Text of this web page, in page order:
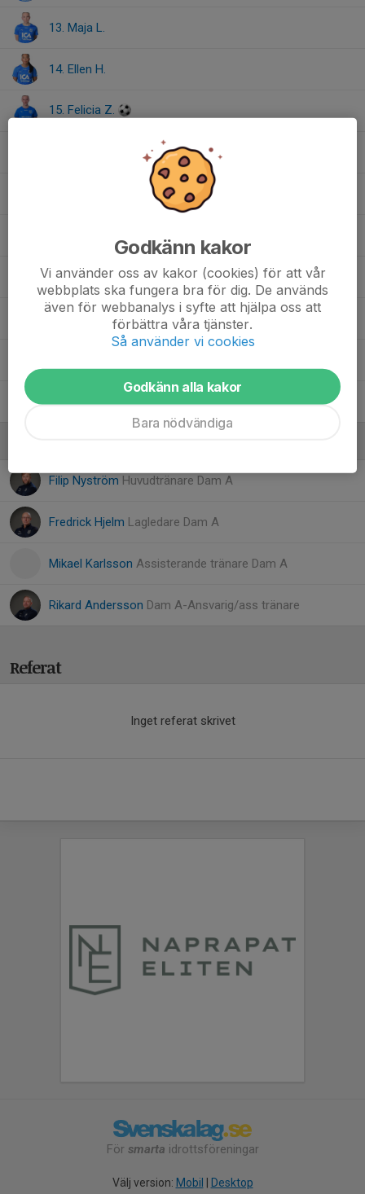
13. Maja L.
14. Ellen H.
15. Felicia Z.
, Dam U
26. Amanda S.
55. Emelie H., Dam U
Elin S.
Filip Nyström Huvudtränare Dam A
Fredrick Hjelm Lagledare Dam A
Mikael Karlsson Assisterande tränare Dam A
Rikard Andersson Dam A-Ansvarig/ass tränare
Referat
Inget referat skrivet
För smarta idrottsföreningar
Välj version: Mobil Desktop
Godkänn kakor
Vi använder oss av kakor (cookies) för att vår
webbplats ska fungera bra för dig. De används
även för webbanalys i syfte att hjälpa oss att
förbättra våra tjänster.
Så använder vi cookies
Godkänn alla kakor
Bara nödvändiga